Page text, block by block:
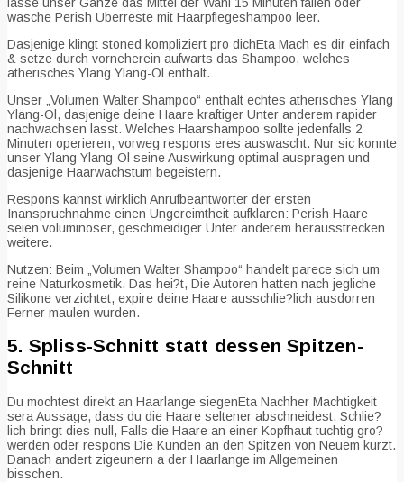
wasche Perish Uberreste mit Haarpflegeshampoo leer.
Dasjenige klingt stoned kompliziert pro dichEta Mach es dir einfach
& setze durch vorneherein aufwarts das Shampoo, welches
atherisches Ylang Ylang-Ol enthalt.
Unser „Volumen Walter Shampoo“ enthalt echtes atherisches Ylang
Ylang-Ol, dasjenige deine Haare kraftiger Unter anderem rapider
nachwachsen lasst. Welches Haarshampoo sollte jedenfalls 2
Minuten operieren, vorweg respons eres auswascht. Nur sic konnte
unser Ylang Ylang-Ol seine Auswirkung optimal auspragen und
dasjenige Haarwachstum begeistern.
Respons kannst wirklich Anrufbeantworter der ersten
Inanspruchnahme einen Ungereimtheit aufklaren: Perish Haare
seien voluminoser, geschmeidiger Unter anderem herausstrecken
weitere.
Nutzen: Beim „Volumen Walter Shampoo“ handelt parece sich um
reine Naturkosmetik. Das hei?t, Die Autoren hatten nach jegliche
Silikone verzichtet, expire deine Haare ausschlie?lich ausdorren
Ferner maulen wurden.
5. Spliss-Schnitt statt dessen Spitzen-
Schnitt
Du mochtest direkt an Haarlange siegenEta Nachher Machtigkeit
sera Aussage, dass du die Haare seltener abschneidest. Schlie?
lich bringt dies null, Falls die Haare an einer Kopfhaut tuchtig gro?
werden oder respons Die Kunden an den Spitzen von Neuem kurzt.
Danach andert zigeunern a der Haarlange im Allgemeinen
bisschen.